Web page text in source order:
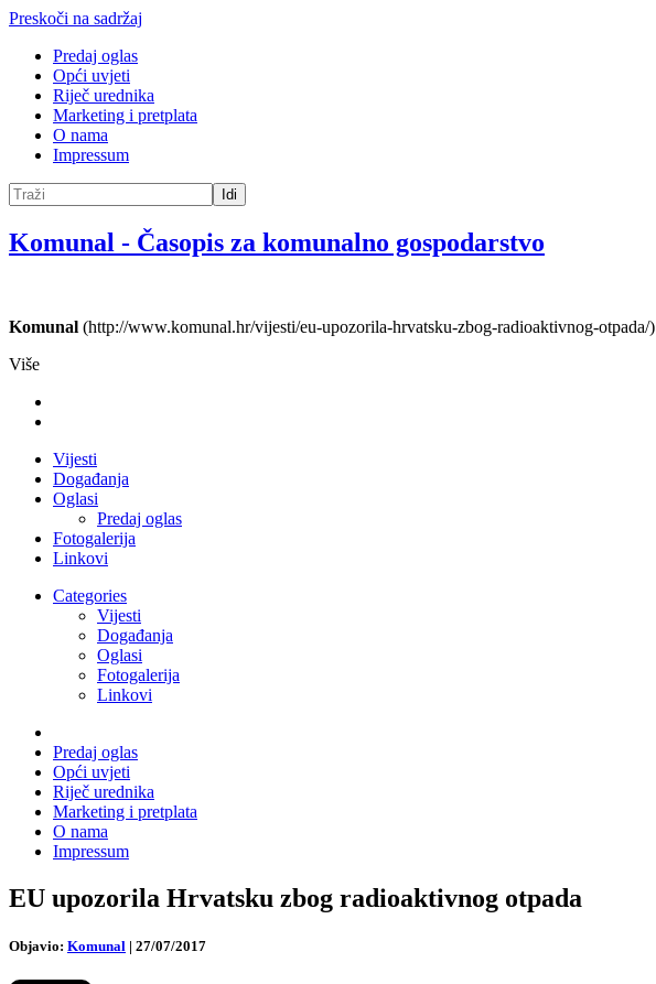
Preskoči na sadržaj
Predaj oglas
Opći uvjeti
Riječ urednika
Marketing i pretplata
O nama
Impressum
Idi
Komunal - Časopis za komunalno gospodarstvo
Komunal (http://www.komunal.hr/vijesti/eu-upozorila-hrvatsku-zbog-radioaktivnog-otpada/)
Više
Vijesti
Događanja
Oglasi
Predaj oglas
Fotogalerija
Linkovi
Categories
Vijesti
Događanja
Oglasi
Fotogalerija
Linkovi
Predaj oglas
Opći uvjeti
Riječ urednika
Marketing i pretplata
O nama
Impressum
EU upozorila Hrvatsku zbog radioaktivnog otpada
Objavio: Komunal | 27/07/2017